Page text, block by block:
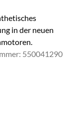
in der neuen
550041290